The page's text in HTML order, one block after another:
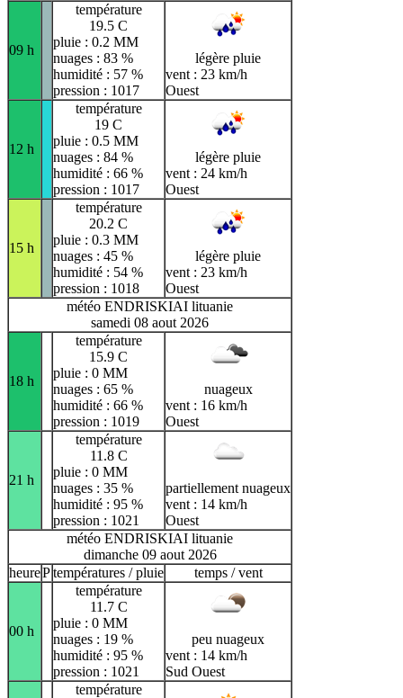
09 h
température
19.5 C
pluie : 0.2 MM
nuages : 83 %
humidité : 57 %
pression : 1017
légère pluie
vent : 23 km/h
Ouest
12 h
température
19 C
pluie : 0.5 MM
nuages : 84 %
humidité : 66 %
pression : 1017
légère pluie
vent : 24 km/h
Ouest
15 h
température
20.2 C
pluie : 0.3 MM
nuages : 45 %
humidité : 54 %
pression : 1018
légère pluie
vent : 23 km/h
Ouest
météo ENDRISKIAI lituanie
samedi 08 aout 2026
18 h
température
15.9 C
pluie : 0 MM
nuages : 65 %
humidité : 66 %
pression : 1019
nuageux
vent : 16 km/h
Ouest
21 h
température
11.8 C
pluie : 0 MM
nuages : 35 %
humidité : 95 %
pression : 1021
partiellement nuageux
vent : 14 km/h
Ouest
météo ENDRISKIAI lituanie
dimanche 09 aout 2026
heurePtempératures / pluie temps / vent
00 h
température
11.7 C
pluie : 0 MM
nuages : 19 %
humidité : 95 %
pression : 1021
peu nuageux
vent : 14 km/h
Sud Ouest
température